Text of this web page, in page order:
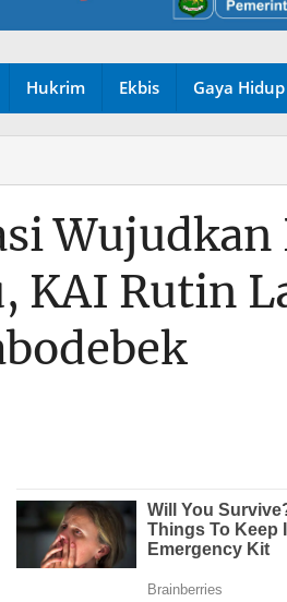
Hukrim Ekbis Gaya Hidup
KAI Rutin